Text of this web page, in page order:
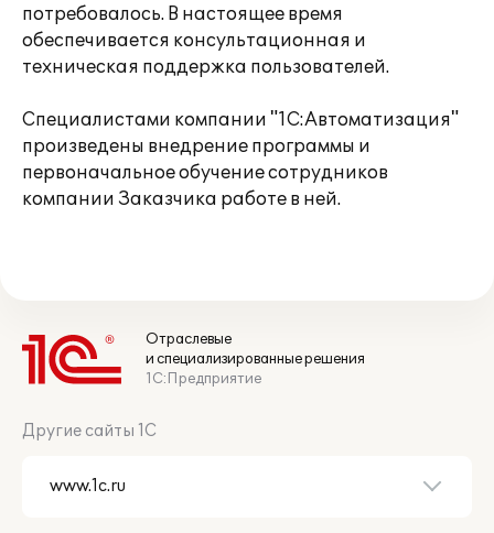
потребовалось. В настоящее время
обеспечивается консультационная и
техническая поддержка пользователей.
Специалистами компании "1С:Автоматизация"
произведены внедрение программы и
первоначальное обучение сотрудников
компании Заказчика работе в ней.
Отраслевые
и специализированные решения
1С:Предприятие
Другие сайты 1С